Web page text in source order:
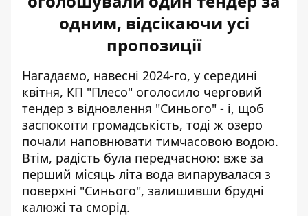
одним, відсікаючи усі
пропозиції
Нагадаємо, навесні 2024-го, у середині
квітня, КП "Плесо" оголосило черговий
тендер з відновлення "Синього" - і, щоб
заспокоїти громадськість, тоді ж озеро
почали наповнювати тимчасовою водою.
Втім, радість була передчасною: вже за
перший місяць літа вода випарувалася з
поверхні "Синього", залишивши брудні
калюжі та сморід.